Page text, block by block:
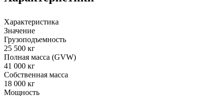
Характеристика
Значение
Грузоподъемность
25 500 кг
Полная масса (GVW)
41 000 кг
Собственная масса
18 000 кг
Мощность